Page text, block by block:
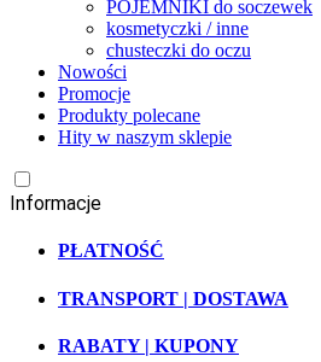
POJEMNIKI do soczewek
kosmetyczki / inne
chusteczki do oczu
Nowości
Promocje
Produkty polecane
Hity w naszym sklepie
Informacje
PŁATNOŚĆ
TRANSPORT | DOSTAWA
RABATY | KUPONY